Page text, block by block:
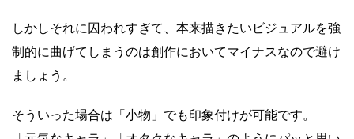
しかしそれに囚われすぎて、本来描きたいビジュアルを強
制的に曲げてしまうのは創作においてマイナスなので避け
ましょう。
そういった場合は「小物」でも印象付けが可能です。